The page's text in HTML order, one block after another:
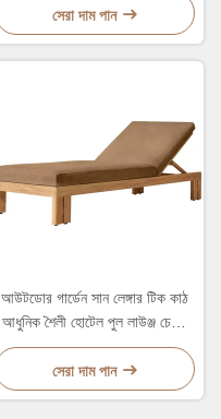
সেরা দাম পান
আউটডোর গার্ডেন সান লেঙ্গার টিক কাঠ
আধুনিক শৈলী হোটেল পুল লাউঞ্জ চেয়ার
এবং বিছানা
সেরা দাম পান